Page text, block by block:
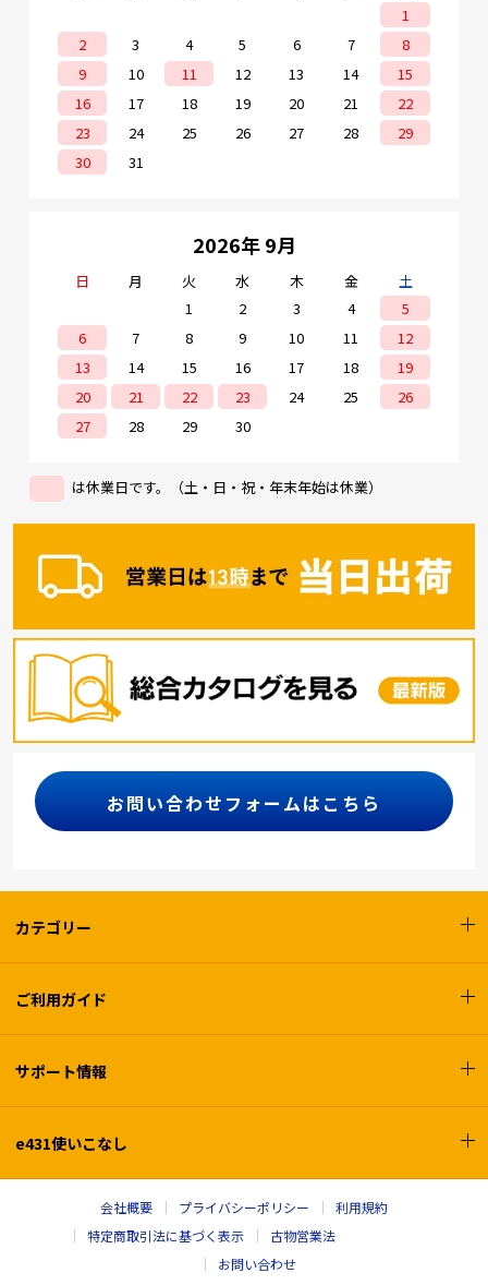
1
2
3 4 5 6 7
8
9
10 11 12 13 14
15
16
17 18 19 20 21
22
23
24 25 26 27 28
29
30
31
2026年 9月
日 月 火 水 木 金
土
1
2 3 4
5
6
7 8 9 10 11
12
13
14 15 16 17 18
19
20
21 22 23 24 25
26
27
28 29 30
は休業日です。（土・日・祝・年末年始は休業）
お問い合わせフォームはこちら
カテゴリー
ご利用ガイド
サポート情報
e431使いこなし
会社概要 プライバシーポリシー
利用規約
特定商取引法に基づく表示
古物営業法
お問い合わせ